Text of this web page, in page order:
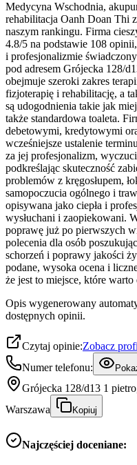
Medycyna Wschodnia,
rehabilitacja Oanh Doan Thi
naszym rankingu. Firma
4.8/5 na podstawie 108
i profesjonalizmie
pod adresem Grójecka 128/
obejmuje szeroki zakres
fizjoterapię i rehabilitację, a
są udogodnienia takie jak
także standardowa toaleta.
debetowymi, kredytowymi
wcześniejsze ustalenie
za jej profesjonalizm,
podkreślając skuteczność
problemów z kręgosłupem,
samopoczucia ogólnego i
opisywana jako ciepła i
wysłuchani i zaopiekowani.
poprawę już po pierwszych
polecenia dla osób
schorzeń i poprawy jakości
podane, wysoka ocena i
że jest to miejsce, które
Opis wygenerowany
dostępnych opinii.
Czytaj opinie:Zobacz
Numer telefonu:
Grójecka 128/d13 1
Warszawa
Kopiuj
Najczęściej doceniane: